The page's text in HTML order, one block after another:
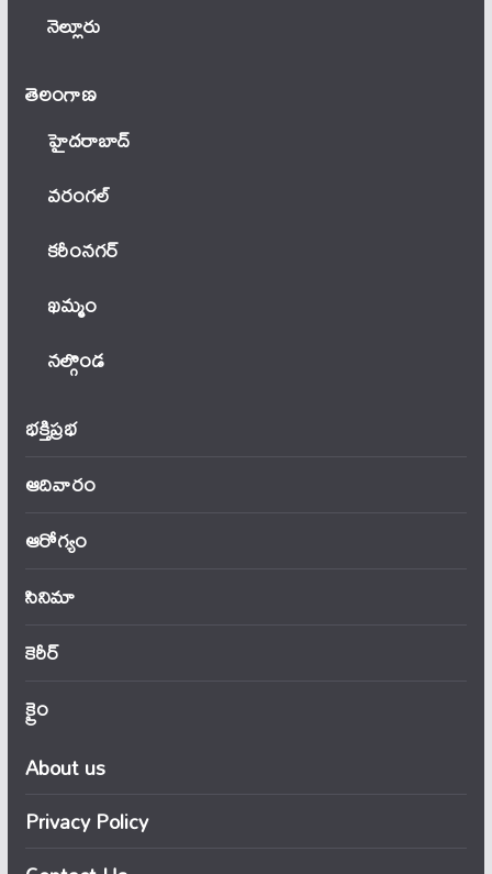
నెల్లూరు
తెలంగాణ‌
హైదరాబాద్
వ‌రంగ‌ల్
కరీంనగర్
ఖ‌మ్మం
నల్గొండ
భక్తిప్రభ
ఆదివారం
ఆరోగ్యం
సినిమా
కెరీర్
క్రైం
About us
Privacy Policy